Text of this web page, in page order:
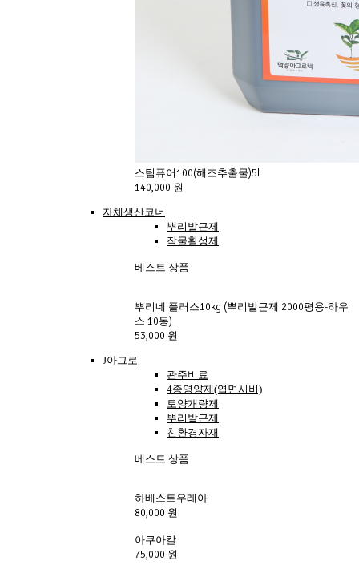
스팀퓨어100(해조추출물)5L
140,000 원
자체생산코너
뿌리발근제
작물활성제
베스트 상품
뿌리네 플러스10kg (뿌리발근제 2000평용-하우
스 10동)
53,000 원
J아그로
관주비료
4종영양제(엽면시비)
토양개량제
뿌리발근제
친환경자재
베스트 상품
하베스트우레아
80,000 원
아쿠아칼
75,000 원